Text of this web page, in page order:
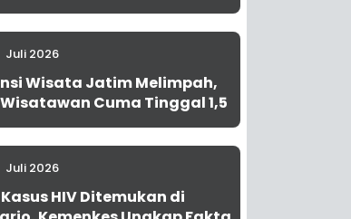
Juli 2026
Wisata Jatim Melimpah,
Cuma Tinggal 1,5
Juli 2026
Kasus HIV Ditemukan di